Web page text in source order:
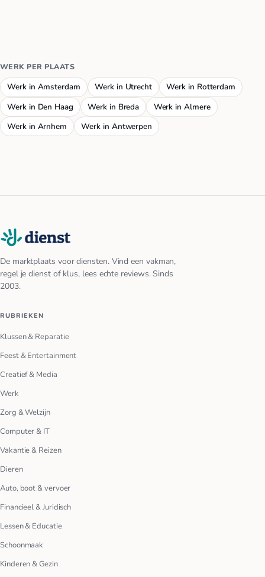
WERK PER PLAATS
Werk in Amsterdam Werk in Utrecht
Werk in Rotterdam
Werk in Den Haag
Werk in Breda
Werk in Almere
Werk in Arnhem
Werk in Antwerpen
De marktplaats voor diensten. Vind een vakman,
regel je dienst of klus, lees echte reviews. Sinds
2003.
RUBRIEKEN
Klussen & Reparatie
Feest & Entertainment
Creatief & Media
Werk
Zorg & Welzijn
Computer & IT
Vakantie & Reizen
Dieren
Auto, boot & vervoer
Financieel & Juridisch
Lessen & Educatie
Schoonmaak
Kinderen & Gezin